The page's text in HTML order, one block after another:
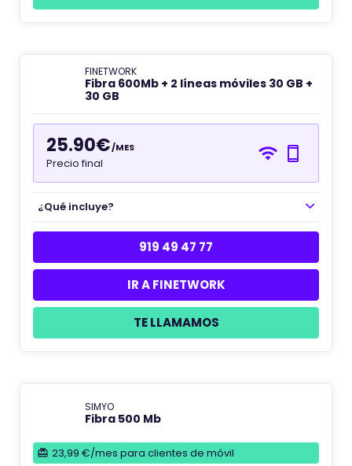
FINETWORK
Fibra 600Mb + 2 líneas móviles 30 GB +
30 GB
25.90€/MES
Precio final
¿Qué incluye?
919 49 47 77
IR A FINETWORK
TE LLAMAMOS
SIMYO
Fibra 500 Mb
23,99 €/mes para clientes de móvil